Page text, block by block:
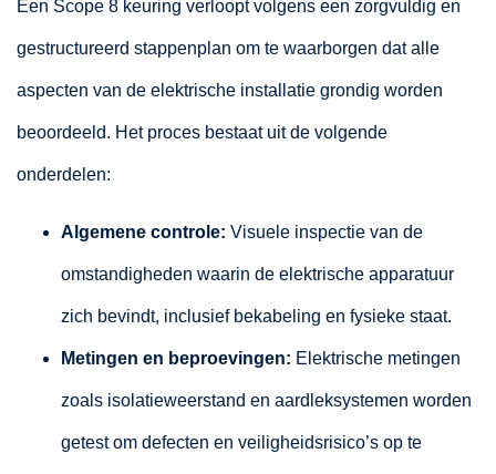
Een Scope 8 keuring verloopt volgens een zorgvuldig en
gestructureerd stappenplan om te waarborgen dat alle
aspecten van de elektrische installatie grondig worden
beoordeeld. Het proces bestaat uit de volgende
onderdelen:
Algemene controle: Visuele inspectie van de
omstandigheden waarin de elektrische apparatuur
zich bevindt, inclusief bekabeling en fysieke staat.
Metingen en beproevingen: Elektrische metingen
zoals isolatieweerstand en aardleksystemen worden
getest om defecten en veiligheidsrisico’s op te